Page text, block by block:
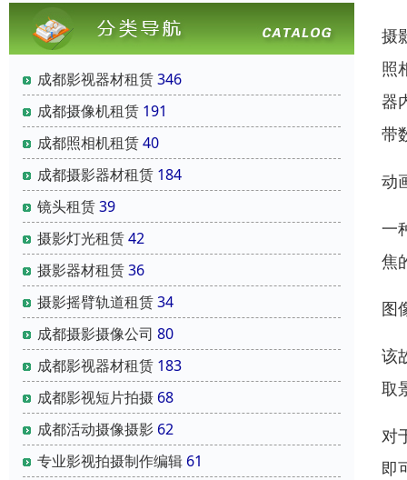
成都影视器材租赁346
成都摄像机租赁 191
成都照相机租赁40
成都摄影器材租赁 184
镜头租赁39
摄影灯光租赁42
摄影器材租赁36
摄影摇臂轨道租赁34
成都摄影摄像公司 80
成都影视器材租赁 183
成都影视短片拍摄 68
成都活动摄像摄影 62
专业影视拍摄制作编辑 61
摄
照
器
带
动
一
焦
图
该
取
对
即